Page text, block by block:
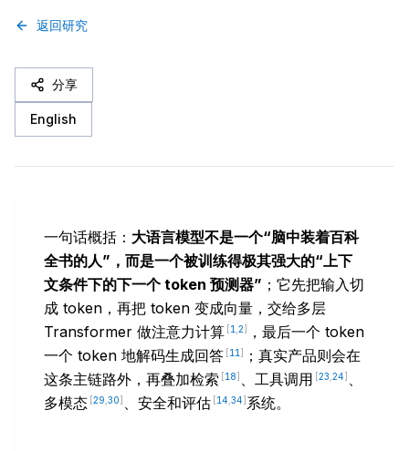
返回研究
分享
English
一句话概括： 大语言模型不是一个“脑中装着百科
全书的人”，而是一个被训练得极其强大的“上下
文条件下的下一个 token 预测器” ；它先把输入切
成 token，再把 token 变成向量，交给多层
Transformer 做注意力计算 [1 2]
，最后一个 token
一个 token 地解码生成回答 [11 ]
；真实产品则会在
这条主链路外，再叠加检索 [18] 、工具调用 [23 24] 、
多模态 [29 30] 、安全和评估 [14 34] 系统。